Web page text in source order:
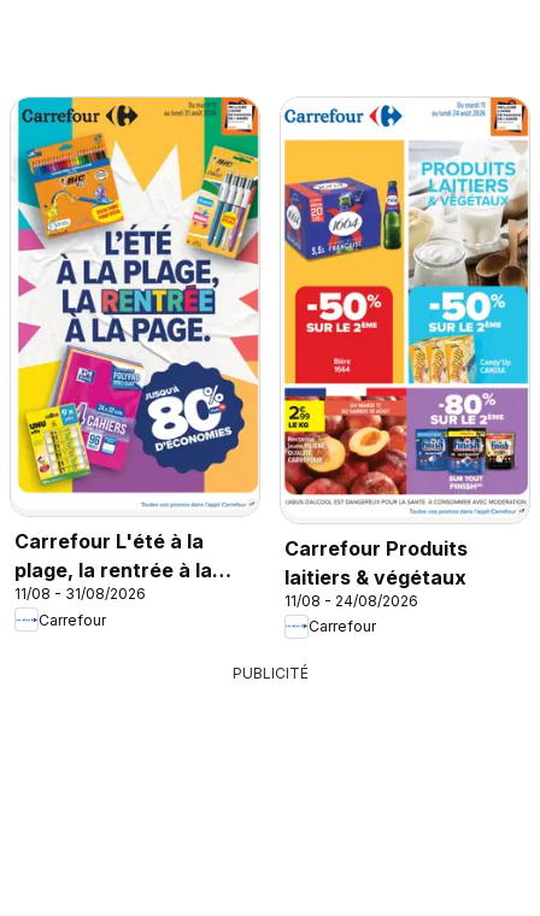
Carrefour L'été à la
plage, la rentrée à la
page
11/08 - 31/08/2026
Carrefour
Carrefour Produits
laitiers & végétaux
11/08 - 24/08/2026
Carrefour
PUBLICITÉ